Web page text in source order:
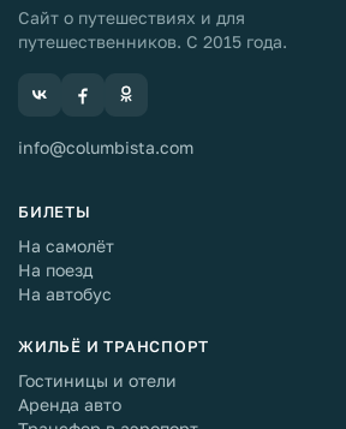
Сайт о путешествиях и для
путешественников. С 2015 года.
info@columbista.com
БИЛЕТЫ
На самолёт
На поезд
На автобус
ЖИЛЬЁ И ТРАНСПОРТ
Гостиницы и отели
Аренда авто